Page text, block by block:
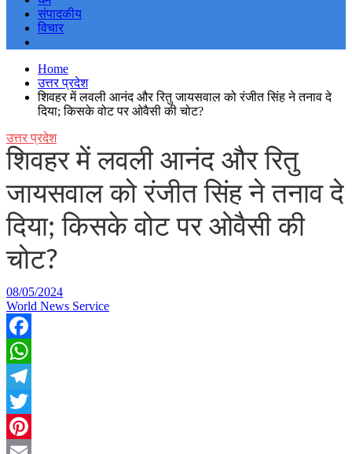
संपादकीय
विचार
Home
उत्तर प्रदेश
शिवहर में लवली आनंद और रितु जायसवाल को रंजीत सिंह ने तनाव दे
दिया; किसके वोट पर ओवैसी की चोट?
उत्तर प्रदेश
शिवहर में लवली आनंद और रितु
जायसवाल को रंजीत सिंह ने तनाव दे
दिया; किसके वोट पर ओवैसी की
चोट?
08/05/2024
World News Service
Facebook
WhatsApp
Telegram
Twitter
Pinterest